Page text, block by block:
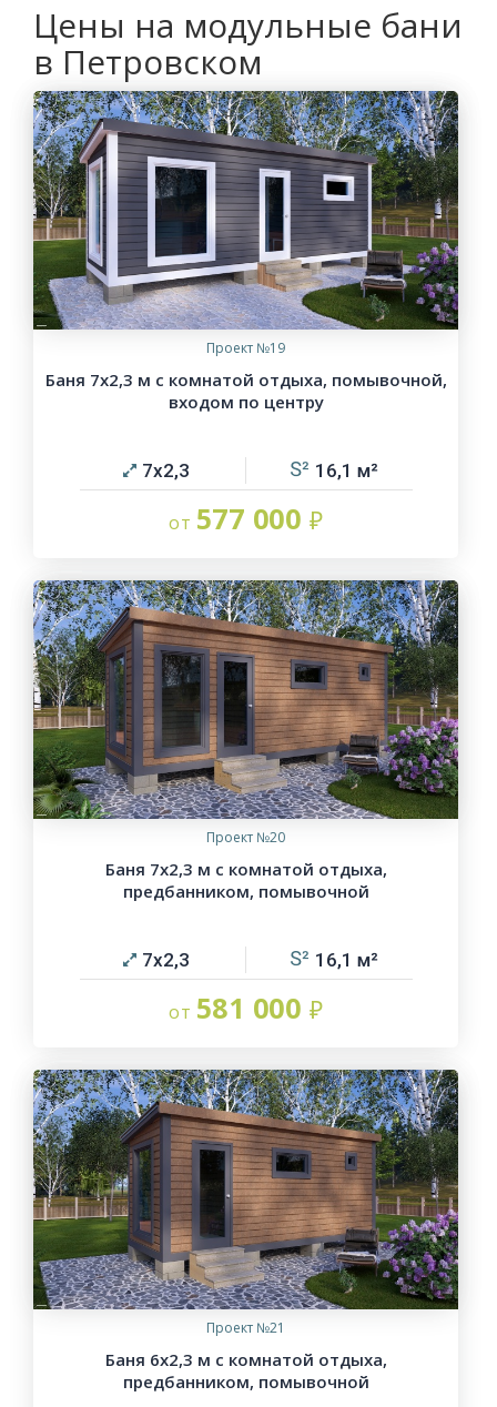
Цены на модульные бани
в Петровском
Проект №19
Баня 7х2,3 м с комнатой отдыха, помывочной,
входом по центру
7х2,3 16,1
577 000
Проект №20
Баня 7х2,3 м с комнатой отдыха,
предбанником, помывочной
7х2,3 16,1
581 000
Проект №21
Баня 6х2,3 м с комнатой отдыха,
предбанником, помывочной